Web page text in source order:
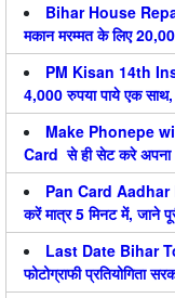
Bihar House
मकान मरम्मत के लिए
PM Kisan 14th
4,000 रुपया पाये एक साथ,
Make Phonepe
Card से ही सेट करे
Pan Card
करें मात्र 5 मिनट में, जाने
Last Date Bihar
फोटोग्राफी